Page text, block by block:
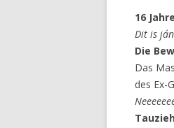
16
Dit is
Die
Das
des Ex-